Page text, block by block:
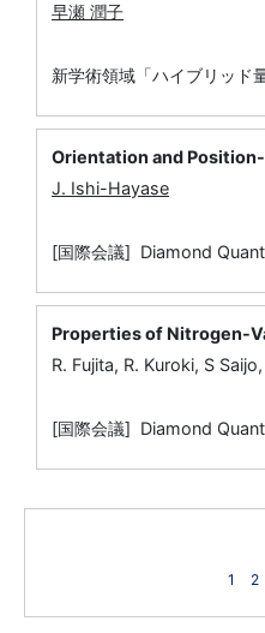
早瀬 潤子
新学術領域「ハイブリッ
Orientation and
J. Ishi-Hayase
[国際会議] Diamond
Properties of Nitrogen-
R. Fujita, R. Kuroki, S
[国際会議] Diamond
1 2